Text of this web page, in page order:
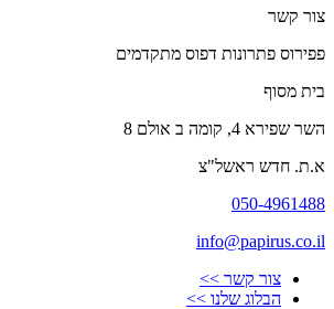
צור קשר
פפירוס פתרונות דפוס מתקדמים
בית מסוף
השר שפירא 4, קומה ב אולם 8
א.ת. חדש ראשל"צ
050-4961488
info@papirus.co.il
צור קשר >>
הבלוג שלנו >>